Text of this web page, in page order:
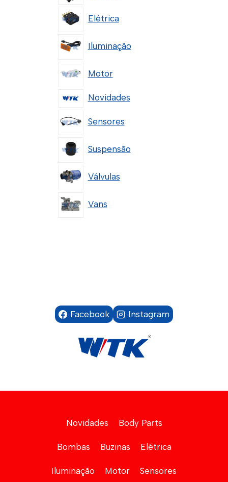
Elétrica
Iluminação
Motor
Novidades
Sensores
Suspensão
Válvulas
Vans
Facebook Instagram
Novidades Body Parts
Bombas Buzinas Elétrica
Iluminação Motor Sensores